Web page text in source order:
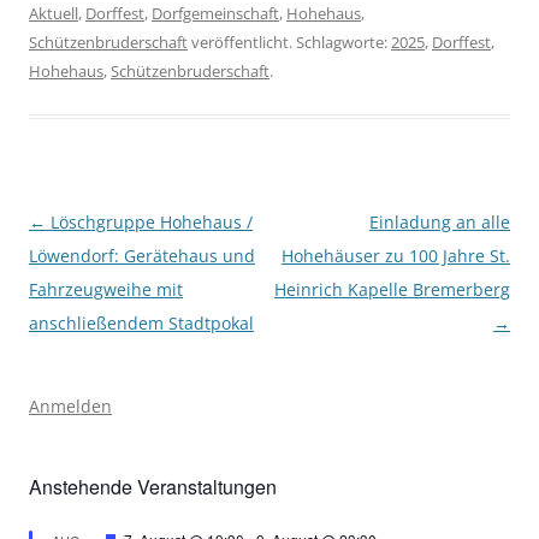
Aktuell, Dorffest, Dorfgemeinschaft, Hohehaus,
Schützenbruderschaftveröffentlicht. Schlagworte:2025, Dorffest,
Hohehaus,Schützenbruderschaft.
Beitragsnavigation
← Löschgruppe Hohehaus /
Löwendorf: Gerätehaus und
Fahrzeugweihe mit
anschließendem Stadtpokal
Einladung an alle
Hohehäuser zu 100 Jahre St.
Heinrich Kapelle Bremerberg
→
Anmelden
Anstehende Veranstaltungen